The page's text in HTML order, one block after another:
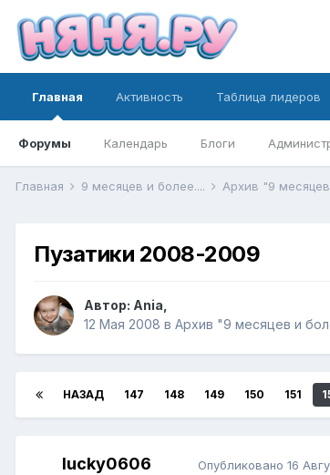
Главная
Форумы Календарь Блоги
Активность Таблица лидеров
Главная 9 месяцев и более.... Архив "9
Пузатики 2008-2009
Автор: Ania
12 Мая 2008 в Архив "9 месяцев и
НАЗАД 147 148 149 150 151
lucky0606 Опубликовано 16